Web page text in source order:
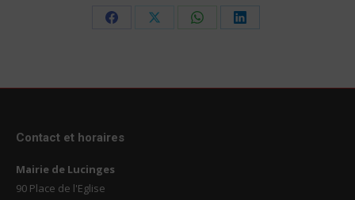
Share
Share
Share
Share
Contact et horaires
Mairie de Lucinges
90 Place de l'Eglise